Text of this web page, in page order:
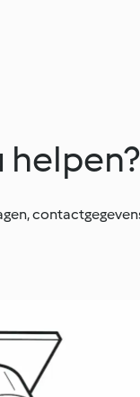
helpen?